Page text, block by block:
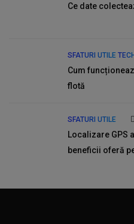
Ce date
SFATURI UTILE
Cum
flotă
SFATURI UTILE
Localizare GPS
beneficii oferă